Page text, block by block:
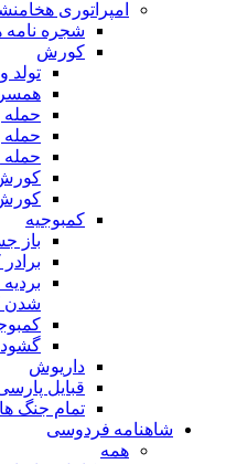
امپراتوری
شجره نامه
کورش
حمله
کورش
کمبوجیه
باز
شدن
داریوش
قبایل
تمام جنگ
شاهنامه فردوسی
همه